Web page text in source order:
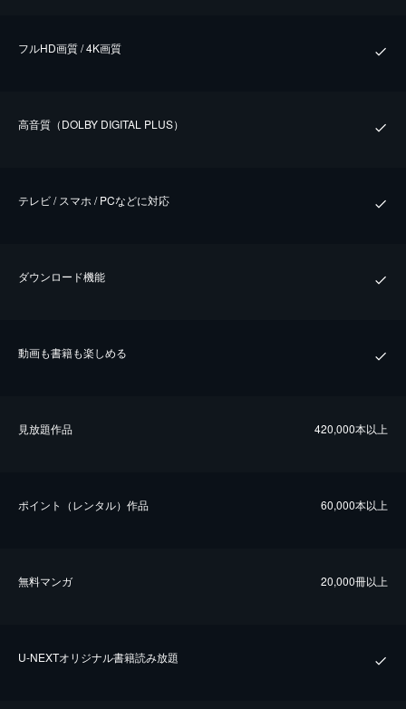
フルHD画質 / 4K画質
⾼⾳質（DOLBY DIGITAL PLUS）
テレビ / スマホ / PCなどに対応
ダウンロード機能
動画も書籍も楽しめる
⾒放題作品 420,000本以上
ポイント（レンタル）作品 60,000本以上
無料マンガ 20,000冊以上
U-NEXTオリジナル書籍読み放題